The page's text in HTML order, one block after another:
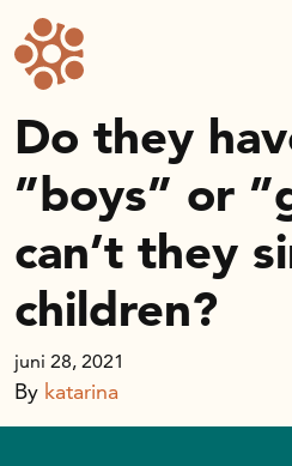
Forskning och utveckling
Forskningsprojekt
Rapporter och
NRWC – Nordic Retail and
conference
Strategi och utveckling
Inspel till forsknings- och
Initiativ för att stärka
strategisk forskningsagenda
Do they
”boys” or
can’t they
children?
juni 28, 2021
By katarina